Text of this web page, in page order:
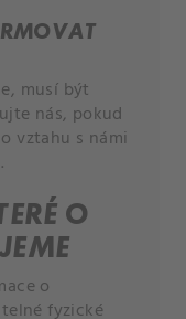
musí být
nás, pokud
vztahu s námi
O
o
fyzické